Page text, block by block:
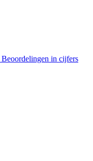
Beoordelingen in cijfers